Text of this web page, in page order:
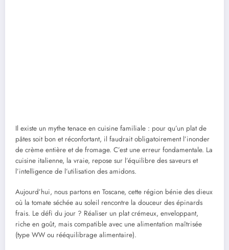
Il existe un mythe tenace en cuisine familiale : pour qu’un plat de
pâtes soit bon et réconfortant, il faudrait obligatoirement l’inonder
de crème entière et de fromage. C’est une erreur fondamentale. La
cuisine italienne, la vraie, repose sur l’équilibre des saveurs et
l’intelligence de l’utilisation des amidons.
Aujourd’hui, nous partons en Toscane, cette région bénie des dieux
où la tomate séchée au soleil rencontre la douceur des épinards
frais. Le défi du jour ? Réaliser un plat crémeux, enveloppant,
riche en goût, mais compatible avec une alimentation maîtrisée
(type WW ou rééquilibrage alimentaire).